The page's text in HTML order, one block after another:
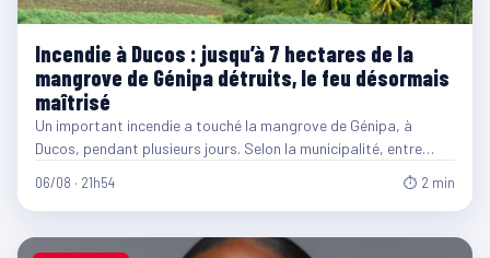
Incendie à Ducos : jusqu’à 7 hectares de la
mangrove de Génipa détruits, le feu désormais
maîtrisé
Un important incendie a touché la mangrove de Génipa, à
Ducos, pendant plusieurs jours. Selon la municipalité, entre…
06/08 · 21h54 ⏱ 2 min